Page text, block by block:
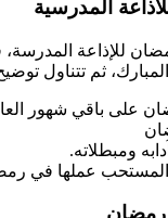
المدرسية
للإذاعة المدرسة،
ثم تتناول
على باقي شهور
ومبطلاته.
المستحب عملها في